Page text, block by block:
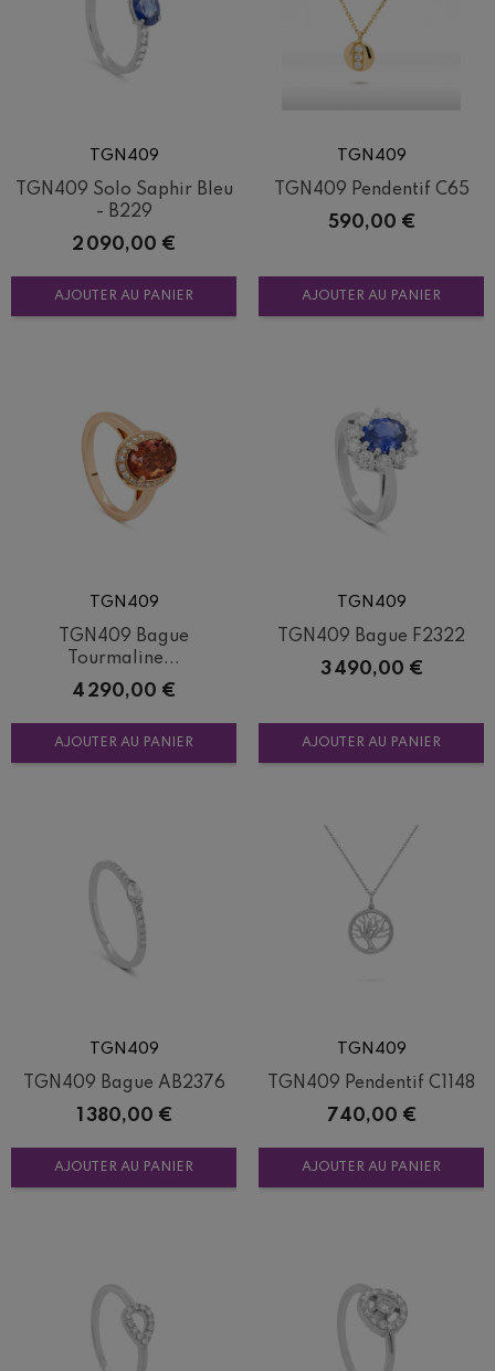
TGN409
TGN409 Solo Saphir Bleu
- B229
Prix
2 090,00 €
AJOUTER AU PANIER
TGN409
TGN409 Pendentif C65
Prix
590,00 €
AJOUTER AU PANIER
TGN409
TGN409 Bague
Tourmaline...
Prix
4 290,00 €
AJOUTER AU PANIER
TGN409
TGN409 Bague F2322
Prix
3 490,00 €
AJOUTER AU PANIER
TGN409
TGN409 Bague AB2376
Prix
1 380,00 €
AJOUTER AU PANIER
TGN409
TGN409 Pendentif C1148
Prix
740,00 €
AJOUTER AU PANIER